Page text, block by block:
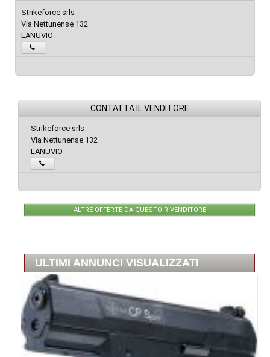
Strikeforce srls
Via Nettunense 132
LANUVIO
CONTATTA IL VENDITORE
Strikeforce srls
Via Nettunense 132
LANUVIO
ALTRE OFFERTE DA QUESTO RIVENDITORE
ULTIMI ANNUNCI VISUALIZZATI